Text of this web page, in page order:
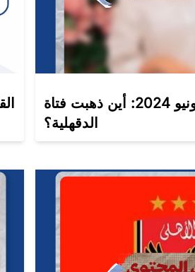
أسوأ خبر في يونيو 2024: أين ذهبت فتاة
الدقهلية؟